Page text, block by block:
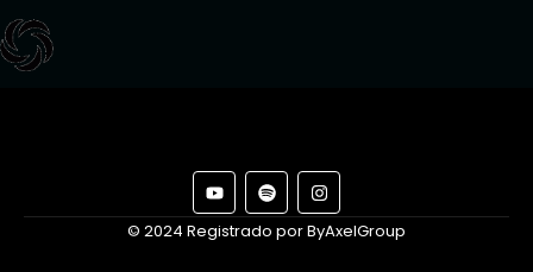
© 2024 Registrado por ByAxelGroup